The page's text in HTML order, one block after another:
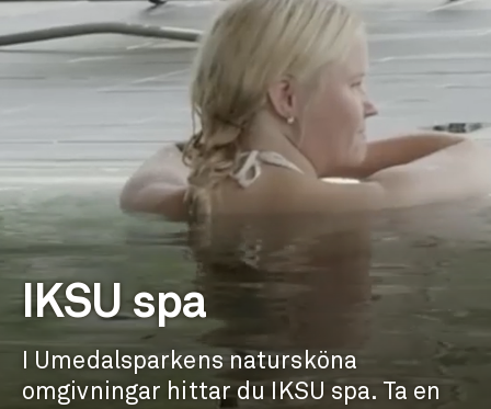
IKSU spa
I Umedalsparkens natursköna
omgivningar hittar du IKSU spa. Ta en